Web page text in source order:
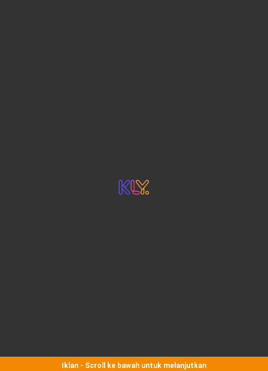
Iklan - Scroll ke bawah untuk melanjutkan